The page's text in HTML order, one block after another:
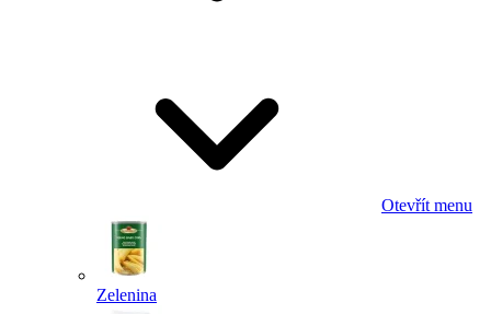
Otevřít menu
Zelenina